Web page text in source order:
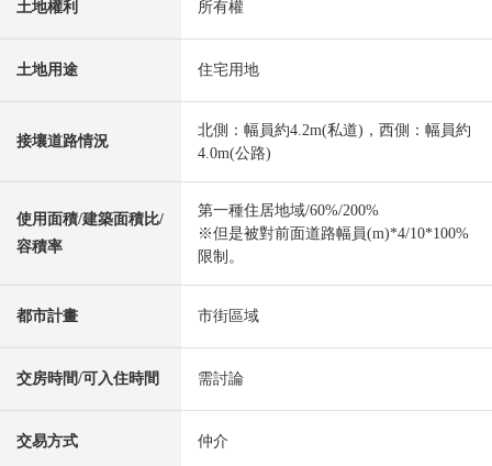
土地權利 所有權
土地用途 住宅用地
接壤道路情況
北側：幅員約4.2m(私道)，西側：幅員約
4.0m(公路)
使用面積/建築面積比/
容積率
第一種住居地域/60%/200%
※但是被對前面道路幅員(m)*4/10*100%
限制。
都市計畫 市街區域
交房時間/可入住時間 需討論
交易方式 仲介